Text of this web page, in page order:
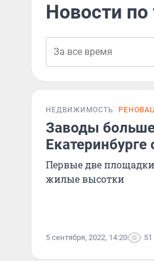
Новости
НЕДВИЖИМОСТЬ
Заводы
Первые две
жилые высотки
5 сентября, 2022, 14:20 51